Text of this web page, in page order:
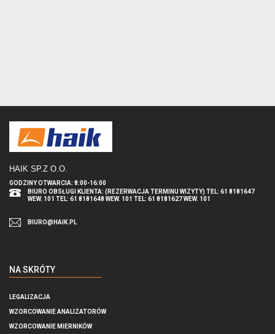
HAIK SP.Z O.O.
GODZINY OTWARCIA: 8:00-16:00
BIURO OBSŁUGI KLIENTA: (REZERWACJA TERMINU WIZYTY) TEL: 61 8181647
WEW. 101 TEL: 61 8181648 WEW. 101 TEL: 61 8181627 WEW. 101
BIURO@HAIK.PL
NA SKRÓTY
LEGALIZACJA
WZORCOWANIE ANALIZATORÓW
WZORCOWANIE MIERNIKÓW